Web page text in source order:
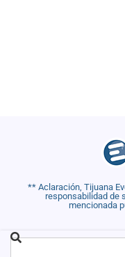
** Aclaración, Tijuana
responsabilidad de
mencionada